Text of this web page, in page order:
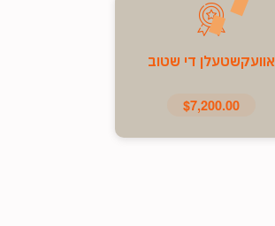
אוועקשטעלן די שטוב
$7,200.00